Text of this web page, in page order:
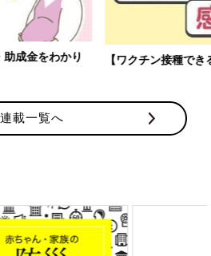
妊婦の感染症対策、知っておいて！
連載一覧へ